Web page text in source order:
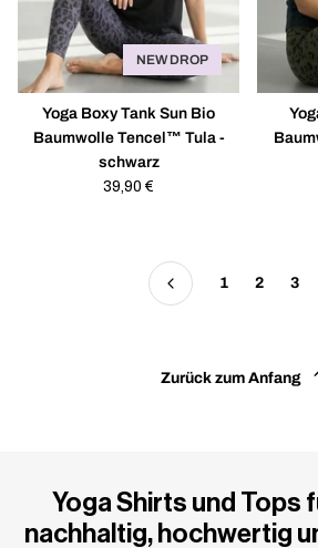
NEW DROP
Yoga Boxy Tank Sun Bio
Baumwolle Tencel™ Tula -
schwarz
Regulärer
39,90 €
1 2 3
Zurück zum Anfang
Yoga Shirts und Tops
nachhaltig, hochwertig